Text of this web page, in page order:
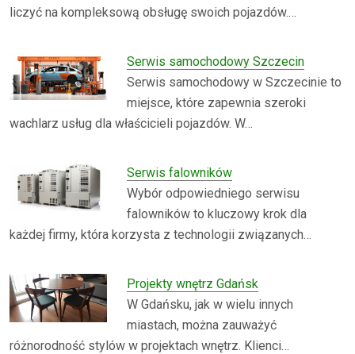
liczyć na kompleksową obsługę swoich pojazdów.…
Serwis samochodowy Szczecin
Serwis samochodowy w Szczecinie to
miejsce, które zapewnia szeroki
wachlarz usług dla właścicieli pojazdów. W…
Serwis falowników
Wybór odpowiedniego serwisu
falowników to kluczowy krok dla
każdej firmy, która korzysta z technologii związanych…
Projekty wnętrz Gdańsk
W Gdańsku, jak w wielu innych
miastach, można zauważyć
różnorodność stylów w projektach wnętrz. Klienci…